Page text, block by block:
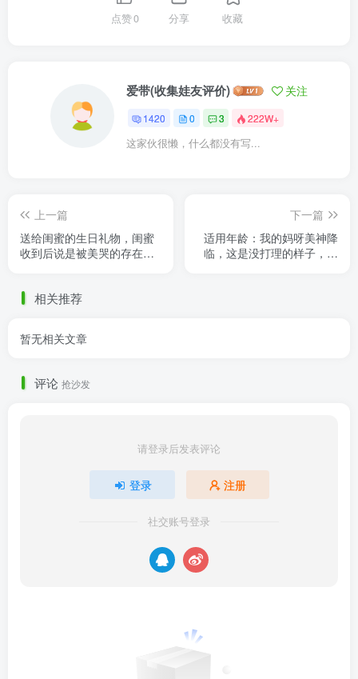
点赞0 分享 收藏
爱带(收集娃友评价) 关注
1420 0 3 222W+
这家伙很懒，什么都没有写...
上一篇
送给闺蜜的生日礼物，闺蜜
收到后说是被美哭的存在，
图给我 ......
下一篇
适用年龄：我的妈呀美神降
临，这是没打理的样子，好
相关推荐
暂无相关文章
评论 抢沙发
请登录后发表评论
登录 注册
社交账号登录